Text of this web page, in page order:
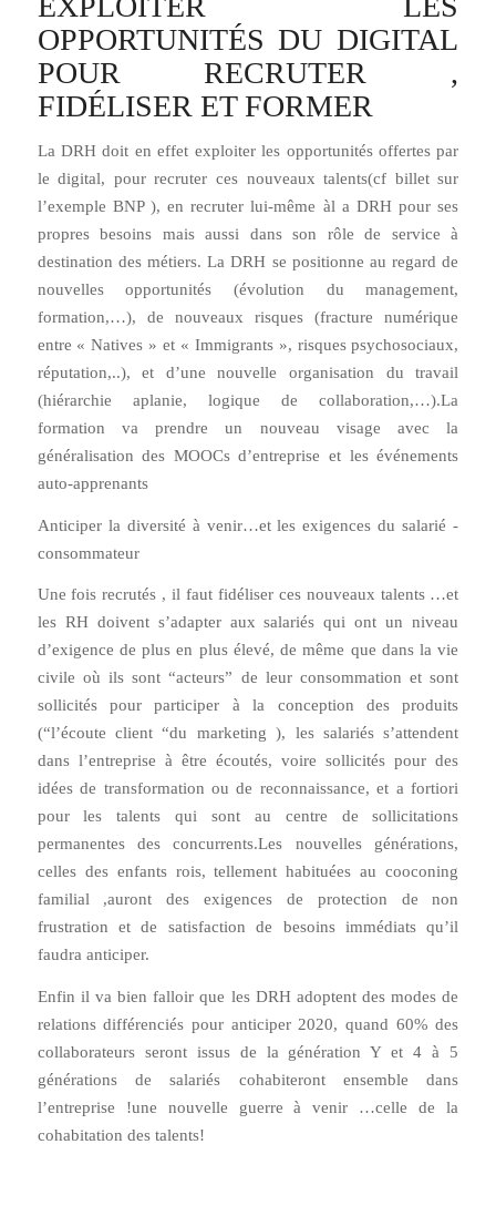
OPPORTUNITÉS DU DIGITAL
POUR RECRUTER ,
FIDÉLISER ET FORMER
La DRH doit en effet exploiter les opportunités offertes par
le digital, pour recruter ces nouveaux talents(cf billet sur
l’exemple BNP ), en recruter lui-même àl a DRH pour ses
propres besoins mais aussi dans son rôle de service à
destination des métiers. La DRH se positionne au regard de
nouvelles opportunités (évolution du management,
formation,…), de nouveaux risques (fracture numérique
entre « Natives » et « Immigrants », risques psychosociaux,
réputation,..), et d’une nouvelle organisation du travail
(hiérarchie aplanie, logique de collaboration,…).La
formation va prendre un nouveau visage avec la
généralisation des MOOCs d’entreprise et les événements
auto-apprenants
Anticiper la diversité à venir…et les exigences du salarié -
consommateur
Une fois recrutés , il faut fidéliser ces nouveaux talents …et
les RH doivent s’adapter aux salariés qui ont un niveau
d’exigence de plus en plus élevé, de même que dans la vie
civile où ils sont “acteurs” de leur consommation et sont
sollicités pour participer à la conception des produits
(“l’écoute client “du marketing ), les salariés s’attendent
dans l’entreprise à être écoutés, voire sollicités pour des
idées de transformation ou de reconnaissance, et a fortiori
pour les talents qui sont au centre de sollicitations
permanentes des concurrents.Les nouvelles générations,
celles des enfants rois, tellement habituées au cooconing
familial ,auront des exigences de protection de non
frustration et de satisfaction de besoins immédiats qu’il
faudra anticiper.
Enfin il va bien falloir que les DRH adoptent des modes de
relations différenciés pour anticiper 2020, quand 60% des
collaborateurs seront issus de la génération Y et 4 à 5
générations de salariés cohabiteront ensemble dans
l’entreprise !une nouvelle guerre à venir …celle de la
cohabitation des talents!